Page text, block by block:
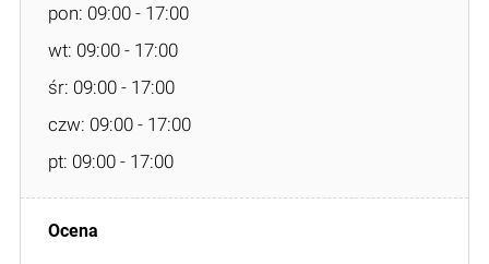
pon: 09:00 - 17:00
wt: 09:00 - 17:00
śr: 09:00 - 17:00
czw: 09:00 - 17:00
pt: 09:00 - 17:00